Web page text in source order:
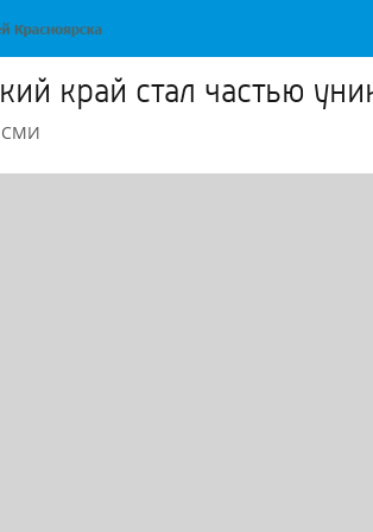
край стал частью
СМИ